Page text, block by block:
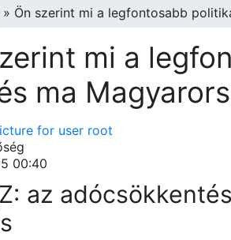
Ön szerint mi a legfontosabb
mi a
ma
00:40
az